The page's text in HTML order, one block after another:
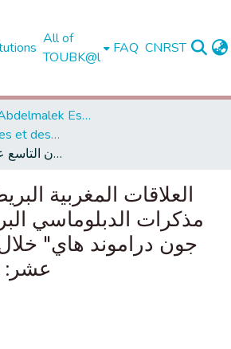
All of
TOUBK@l
FAQ CNRST
Université Abdelmalek Essaadi - Tétouan
Faculté des Lettres et des Sciences Humaines - Tétouan
العلاقات المغربية البريطانية من خلال مذكرات الدبلوماسي البريطاني "السير جون دراموند هاي" خلال القرن التاسع عشر: ترجمة وتعليق
العلاقات المغربية
مذكرات الدبلوماسي
جون دراموند هاي"
عشر: